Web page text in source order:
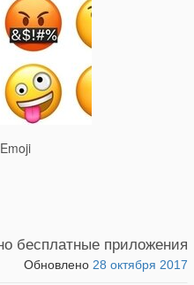
бесплатные приложения
Обновлено 28 октября 2017